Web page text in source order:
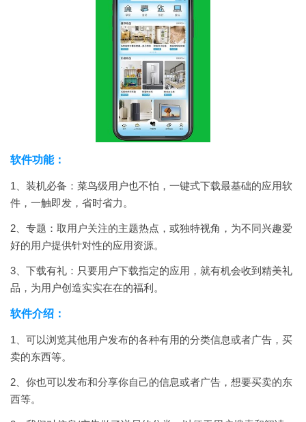
软件功能：
1、装机必备：菜鸟级用户也不怕，一键式下载最基础的应用软
件，一触即发，省时省力。
2、专题：取用户关注的主题热点，或独特视角，为不同兴趣爱
好的用户提供针对性的应用资源。
3、下载有礼：只要用户下载指定的应用，就有机会收到精美礼
品，为用户创造实实在在的福利。
软件介绍：
1、可以浏览其他用户发布的各种有用的分类信息或者广告，买
卖的东西等。
2、你也可以发布和分享你自己的信息或者广告，想要买卖的东
西等。